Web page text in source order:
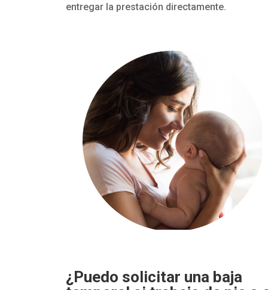
entregar la prestación directamente.
¿Puedo solicitar una baja